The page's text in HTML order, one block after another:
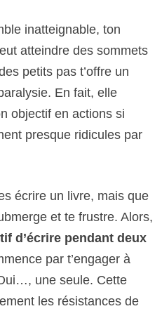
inatteignable, ton
atteindre des sommets
petits pas t’offre un
En fait, elle
objectif en actions si
presque ridicules par
écrire un livre, mais que
et te frustre. Alors,
d’écrire pendant deux
par t’engager à
une seule. Cette
les résistances de